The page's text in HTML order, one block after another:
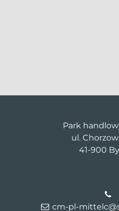
Park
ul.
41-900
cm-pl-